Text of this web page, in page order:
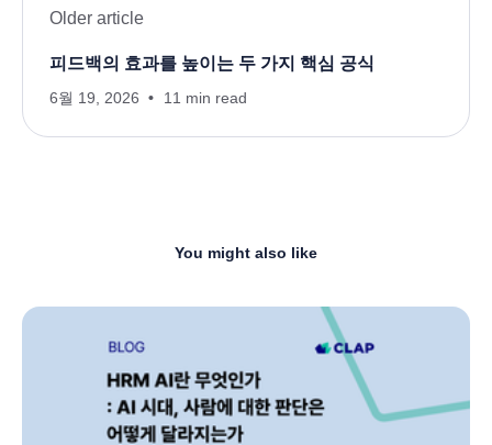
Older article
피드백의 효과를 높이는 두 가지 핵심 공식
6월 19, 2026 11 min read
You might also like